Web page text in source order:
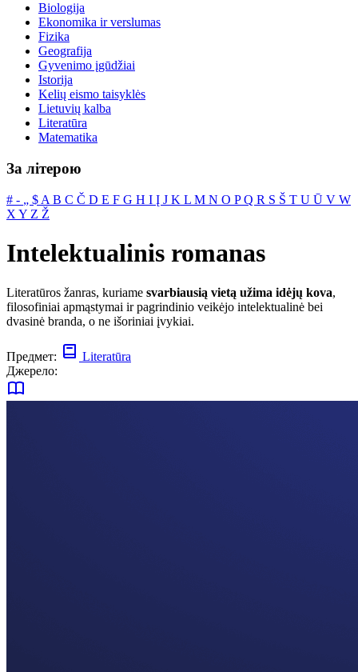
Biologija
Ekonomika ir verslumas
Fizika
Geografija
Gyvenimo įgūdžiai
Istorija
Kelių eismo taisyklės
Lietuvių kalba
Literatūra
Matematika
За літерою
# ‐ „ $ A B C Č D E F G H I Į J K L M N O PQ R S Š T U Ū V W
X Y Z Ž
Intelektualinis romanas
Literatūros žanras, kuriame svarbiausią vietą užima idėjų kova,
filosofiniai apmąstymai ir pagrindinio veikėjo intelektualinė bei
dvasinė branda, o ne išoriniai įvykiai.
Предмет:
Literatūra
Джерело: